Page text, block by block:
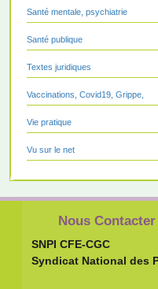
Santé mentale, psychiatrie
Santé publique
Textes juridiques
Vaccinations, Covid19, Grippe,
Vie pratique
Vu sur le net
Nous Contacter
SNPI CFE-CGC
Syndicat National des